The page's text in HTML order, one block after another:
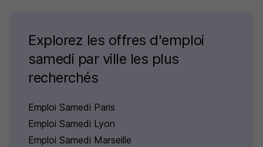
Explorez les offres d'emploi
samedi par ville les plus
recherchés
Emploi Samedi Paris
Emploi Samedi Lyon
Emploi Samedi Marseille